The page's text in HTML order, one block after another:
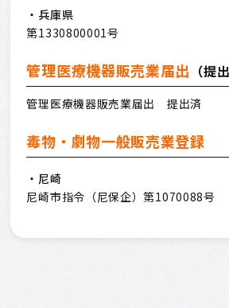
・兵庫県
第1330800001号
管理医療機器販売業届出 （提
管理医療機器販売業届出 提出済
毒物・劇物一般販売業登録
・尼崎
尼崎市指令（尼保企）第1070088号